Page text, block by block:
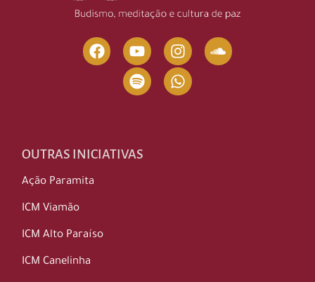
OUTRAS INICIATIVAS
Ação Paramita
ICM Viamão
ICM Alto Paraíso
ICM Canelinha